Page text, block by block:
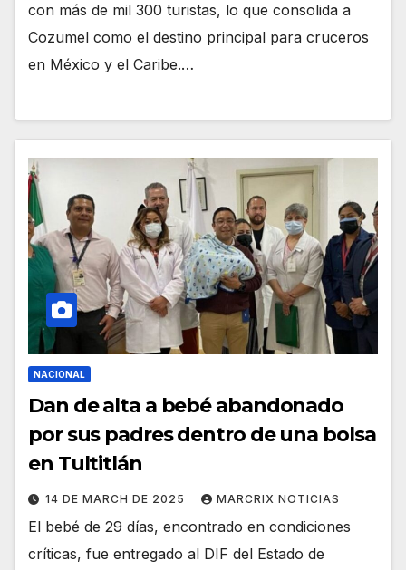
con más de mil 300 turistas, lo que consolida a
Cozumel como el destino principal para cruceros
en México y el Caribe.…
NACIONAL
Dan de alta a bebé abandonado
por sus padres dentro de una bolsa
en Tultitlán
14 DE MARCH DE 2025 MARCRIX NOTICIAS
El bebé de 29 días, encontrado en condiciones
críticas, fue entregado al DIF del Estado de